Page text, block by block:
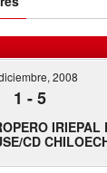
2008
1 -5
CD